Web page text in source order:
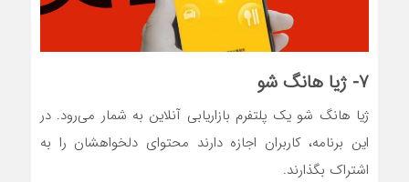
۷- ژیا هانگ شو
ژیا هانگ شو یک پلتفرم بازاریابی آنلاین به شمار می‌رود. در
این برنامه، کاربران اجازه دارند محتوای دلخواهشان را به
اشتراک بگذارند.